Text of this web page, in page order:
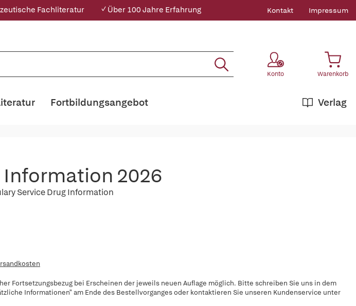
Fachliteratur ✓ Über 100 Jahre Erfahrung Kontakt Impressum
Konto Warenkorb
Verlag
Fortbildungsangebot
Information 2026
Service Drug Information
Fortsetzungsbezug bei Erscheinen der jeweils neuen Auflage möglich. Bitte schreiben Sie uns in dem
Informationen" am Ende des Bestellvorganges oder kontaktieren Sie unseren Kundenservice unter